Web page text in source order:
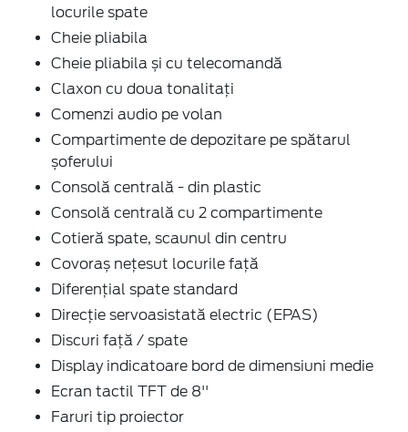
locurile spate
Cheie pliabila
Cheie pliabila și cu telecomandă
Claxon cu doua tonalitați
Comenzi audio pe volan
Compartimente de depozitare pe spătarul
șoferului
Consolă centrală - din plastic
Consolă centrală cu 2 compartimente
Cotieră spate, scaunul din centru
Covoraș nețesut locurile față
Diferențial spate standard
Direcție servoasistată electric (EPAS)
Discuri față / spate
Display indicatoare bord de dimensiuni medie
Ecran tactil TFT de 8''
Faruri tip proiector